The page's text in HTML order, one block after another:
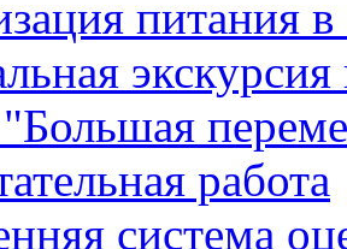
питания в
"Большая
работа
система